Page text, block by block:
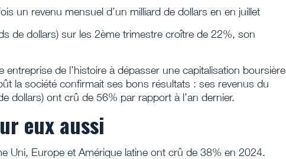
un revenu mensuel d’un milliard de dollars en en juillet
de dollars) sur les 2ème trimestre croître de 22%, son
entreprise de l’histoire à dépasser une capitalisation boursière
la société confirmait ses bons résultats : ses revenus du
dollars) ont crû de 56% par rapport à l’an dernier.
eux aussi
Uni, Europe et Amérique latine ont crû de 38% en 2024.